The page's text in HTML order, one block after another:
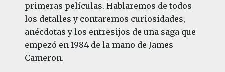
primeras películas. Hablaremos de todos
los detalles y contaremos curiosidades,
anécdotas y los entresijos de una saga que
empezó en 1984 de la mano de James
Cameron.